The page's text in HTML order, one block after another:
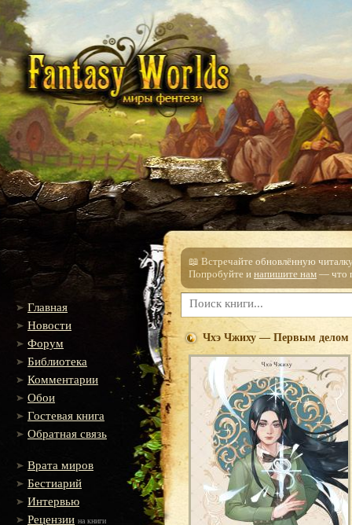
Главная
Новости
Форум
Библиотека
Комментарии
Обои
Гостевая книга
Обратная связь
Врата миров
Бестиарий
Интервью
Рецензии на книги
📖 Встречайте обновлённую
Попробуйте и напишите нам — что
Чхэ Чжиху — Первым делом